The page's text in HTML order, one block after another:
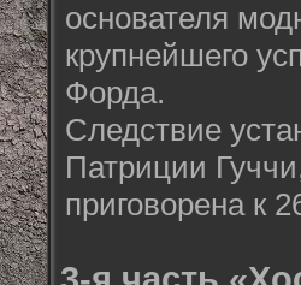
основателя
крупнейшего
Форда.
Следствие
Патриции
приговорена к